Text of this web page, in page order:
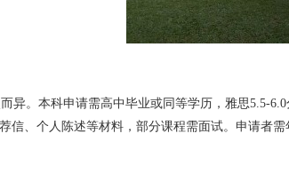
异。本科申请需高中毕业或同等学历，雅思5.5-
信、个人陈述等材料，部分课程需面试。申请者